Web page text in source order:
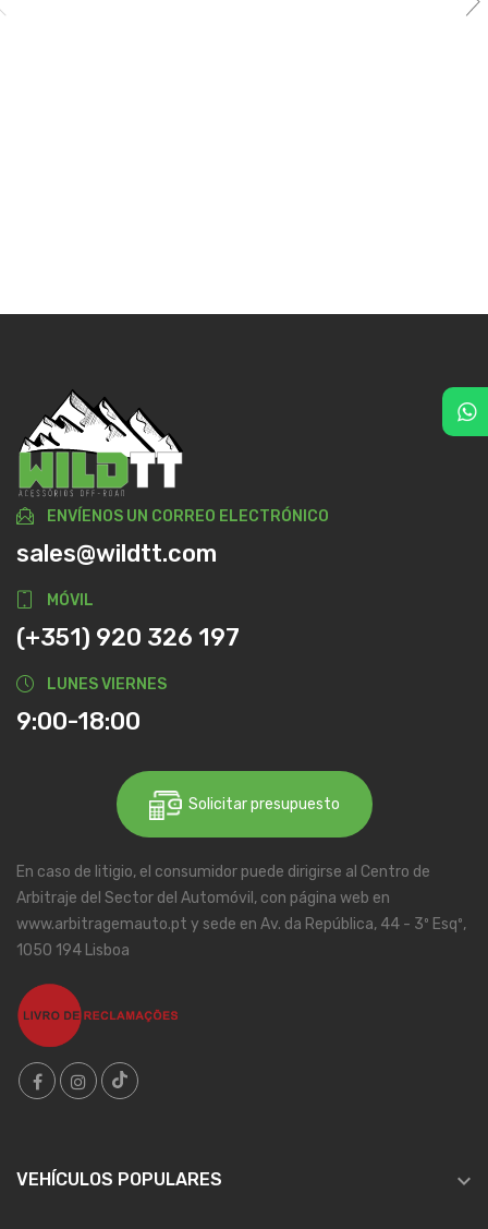
ENVÍENOS UN CORREO ELECTRÓNICO
sales@wildtt.com
MÓVIL
(+351) 920 326 197
LUNES VIERNES
9:00-18:00
Solicitar presupuesto
En caso de litigio, el consumidor puede dirigirse al Centro de
Arbitraje del Sector del Automóvil, con página web en
www.arbitragemauto.pt y sede en Av. da República, 44 - 3º Esqº,
1050 194 Lisboa
VEHÍCULOS POPULARES 